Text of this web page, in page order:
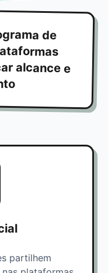
de
alcance e
partilhem